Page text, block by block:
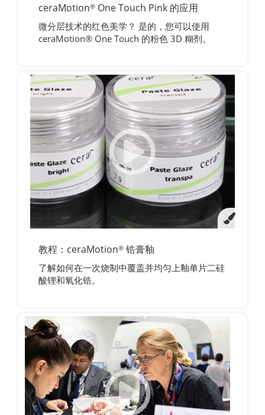
ceraMotion® One Touch Pink 的应用
微分层技术的红色美学？ 是的，您可以使用
ceraMotion® One Touch 的粉色 3D 糊剂。
教程：ceraMotion® 锆膏釉
了解如何在一次烧制中覆盖并均匀上釉单片二硅
酸锂和氧化锆。